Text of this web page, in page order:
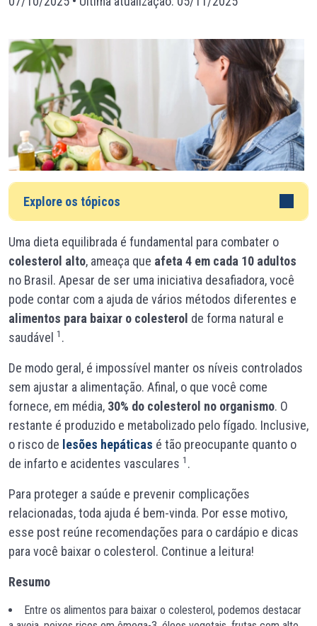
Explore os tópicos
Uma dieta equilibrada é fundamental para combater o
colesterol alto, ameaça que afeta 4 em cada 10 adultos
no Brasil. Apesar de ser uma iniciativa desafiadora, você
pode contar com a ajuda de vários métodos diferentes e
alimentos para baixar o colesterol de forma natural e
saudável 1 .
De modo geral, é impossível manter os níveis controlados
sem ajustar a alimentação. Afinal, o que você come
fornece, em média, 30% do colesterol no organismo. O
restante é produzido e metabolizado pelo fígado. Inclusive,
o risco de lesões hepáticas é tão preocupante quanto o
de infarto e acidentes vasculares 1 .
Para proteger a saúde e prevenir complicações
relacionadas, toda ajuda é bem-vinda. Por esse motivo,
esse post reúne recomendações para o cardápio e dicas
para você baixar o colesterol. Continue a leitura!
Resumo
Entre os alimentos para baixar o colesterol, podemos destacar